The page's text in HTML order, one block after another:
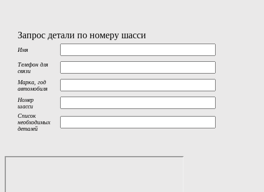
Запрос детали по номеру шасси
Имя
Телефон для
связи
Марка, год
автомобиля
Номер
шасси
Список
необходимых
деталей